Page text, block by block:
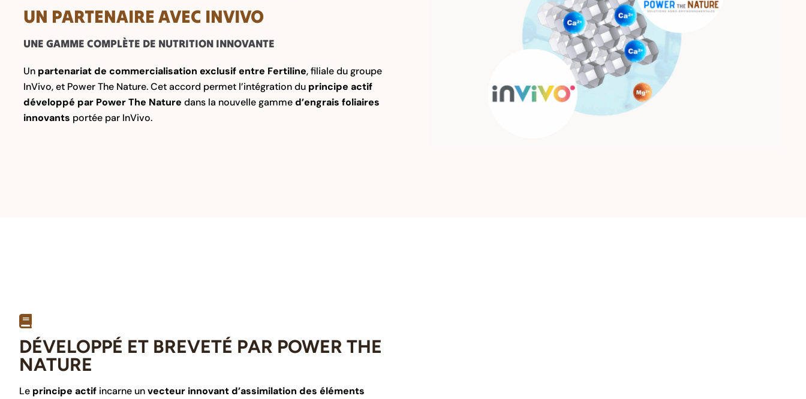
UN PARTENAIRE AVEC INVIVO
UNE GAMME COMPLÈTE DE NUTRITION INNOVANTE
Un partenariat de commercialisation exclusif entre Fertiline, filiale du groupe
InVivo, et Power The Nature. Cet accord permet l’intégration du principe actif
développé par Power The Nature dans la nouvelle gammed’engrais foliaires
innovants portée par InVivo.
DÉVELOPPÉ ET BREVETÉ PAR POWER THE
NATURE
Le principe actifincarne unvecteur innovant d’assimilation des éléments